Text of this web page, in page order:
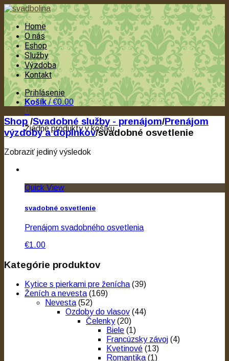
Home
O nás
Eshop
Služby
Výzdoba
Kontakt
Prihlásenie
Košík /€0.00
Žiadne produkty v košíku.
Shop /Svadobné služby - prenájom/Prenájom
výzdoby a doplnkov/svadobné osvetlenie
Zobraziť jediný výsledok
Quick View
svadobné osvetlenie
Prenájom svadobného osvetlenia
€1.00
Kategórie produktov
Kytice s pierkami pre ženícha (39)
Ženích a nevesta (169)
Nevesta (52)
Ozdoby do vlasov (44)
Čelenky (20)
Biele (1)
Francúzsky závoj (4)
Kvetinové (13)
Romantika (1)